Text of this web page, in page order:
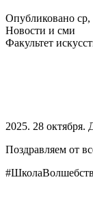
Опубликовано ср,
Новости и сми
Факультет
2025. 28
Поздравляем от